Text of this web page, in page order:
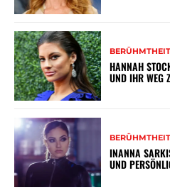
BERÜHMTHEIT
HANNAH
UND IHR WEG
BERÜHMTHEIT
INANNA
UND